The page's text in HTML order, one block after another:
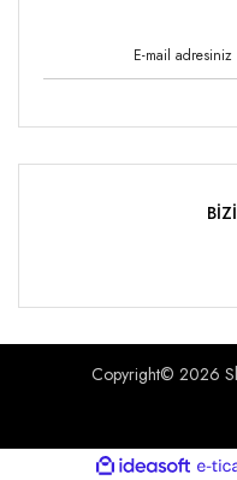
Copyright© 2026